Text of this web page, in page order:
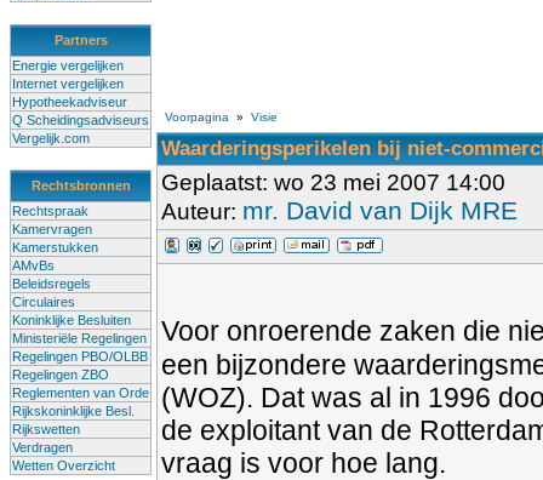
Partners
Energie vergelijken
Internet vergelijken
Hypotheekadviseur
Q Scheidingsadviseurs
Vergelijk.com
Rechtsbronnen
Rechtspraak
Kamervragen
Kamerstukken
AMvBs
Beleidsregels
Circulaires
Koninklijke Besluiten
Ministeriële Regelingen
Regelingen PBO/OLBB
Regelingen ZBO
Reglementen van Orde
Rijkskoninklijke Besl.
Rijkswetten
Verdragen
Wetten Overzicht
Voorpagina » Visie
Waarderingsperikelen bij niet-
Geplaatst: wo 23 mei 2007 14:00
Auteur: mr. David van Dijk MRE
Voor onroerende zaken die
een bijzondere
(WOZ). Dat was al in 1996
de exploitant van de
vraag is voor hoe lang.